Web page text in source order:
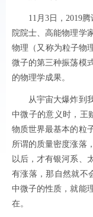
11月3日，2019腾
院院士、高能物理学
物理（又称为粒子物
微子的第三种振荡模
的物理学成果。
从宇宙大爆炸到我
中微子的意义时，王
物质世界最基本的粒
所谓的质量密度涨落
以后，才有银河系、
有涨落，那自然就不
中微子的性质，就能
在。